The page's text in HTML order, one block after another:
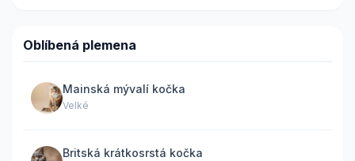
Oblíbená plemena
Mainská mývalí kočka
Velké
Britská krátkosrstá kočka